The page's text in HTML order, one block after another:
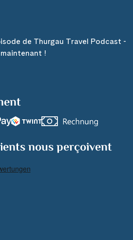
de Thurgau Travel Podcast -
!
nous perçoivent